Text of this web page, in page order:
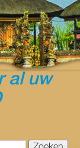
al uw